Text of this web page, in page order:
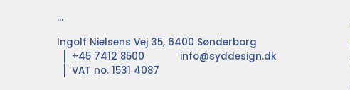
...
Ingolf Nielsens Vej 35, 6400 Sønderborg
+45 7412 8500
info@syddesign.dk
VAT no. 1531 4087